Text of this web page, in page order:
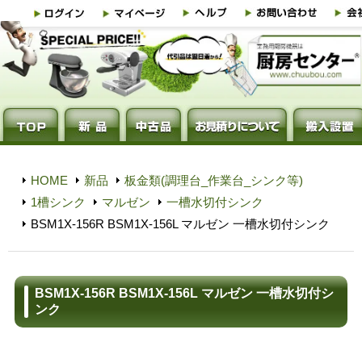
HOME 新品
板金類(調理台_作業台_シンク等)
1槽シンク
マルゼン
一槽水切付シンク
BSM1X-156R BSM1X-156L マルゼン 一槽水切付シンク
BSM1X-156R BSM1X-156L マルゼン 一槽水切付シ
ンク